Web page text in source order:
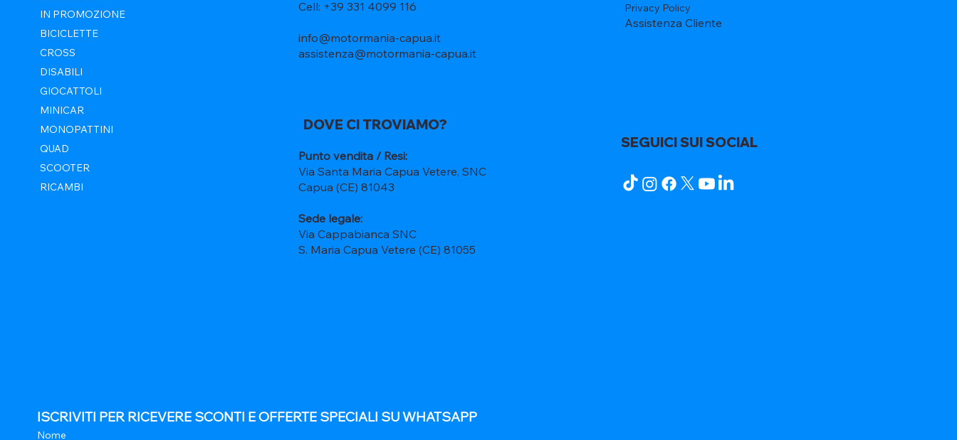
IN PROMOZIONE
BICICLETTE
CROSS
DISABILI
GIOCATTOLI
MINICAR
MONOPATTINI
QUAD
SCOOTER
RICAMBI
Cell: +39 331 4099 116
info@motormania-capua.it
assistenza@motormania-capua.it
DOVE CI TROVIAMO?
Punto vendita / Resi:
Via Santa Maria Capua Vetere, SNC
Capua (CE) 81043
Sede legale:
Via Cappabianca SNC
S. Maria Capua Vetere (CE) 81055
Privacy Policy
Assistenza Cliente
SEGUICI SUI SOCIAL
ISCRIVITI PER RICEVERE SCONTI E OFFERTE SPECIALI SU WHATSAPP
Nome